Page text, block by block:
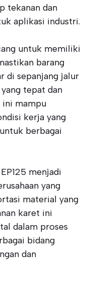
tekanan dan
aplikasi industri.
untuk memiliki
barang
di sepanjang jalur
tepat dan
mampu
kerja yang
berbagai
menjadi
yang
material yang
karet ini
dalam proses
bidang
dan